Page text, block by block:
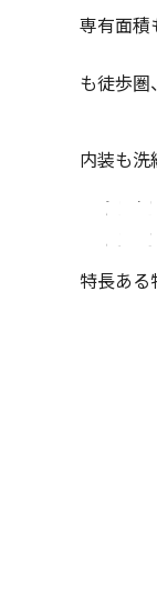
専有面積
も徒歩圏
内装も洗
特長ある